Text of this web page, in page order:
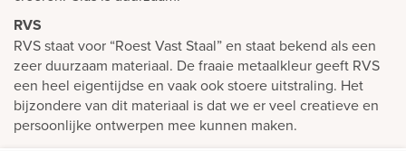
RVS
RVS staat voor “Roest Vast Staal” en staat bekend als een
zeer duurzaam materiaal. De fraaie metaalkleur geeft RVS
een heel eigentijdse en vaak ook stoere uitstraling. Het
bijzondere van dit materiaal is dat we er veel creatieve en
persoonlijke ontwerpen mee kunnen maken.